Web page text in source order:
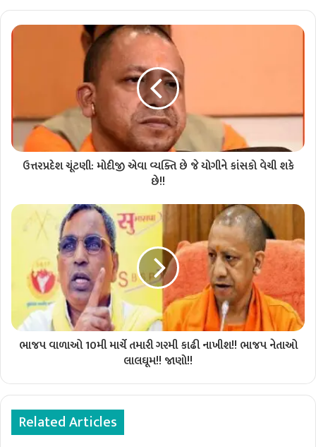
ઉત્તરપ્રદેશ ચૂંટણી: મોદીજી એવા વ્યક્તિ છે જે યોગીને કાંસકો વેચી શકે
છે!!
ભાજપ વાળાઓ 10મી માર્ચે તમારી ગરમી કાઢી નાખીશ!! ભાજપ નેતાઓ
લાલઘૂમ!! જાણો!!
Related Articles